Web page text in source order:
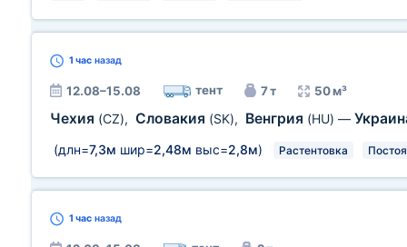
1 час назад
12.08–15.08 тент 7 т 50 м³
Чехия (CZ), Словакия (SK), Венгрия (HU) —
(длн=7,3м шир=2,48м выс=2,8м) Растентовка
1 час назад